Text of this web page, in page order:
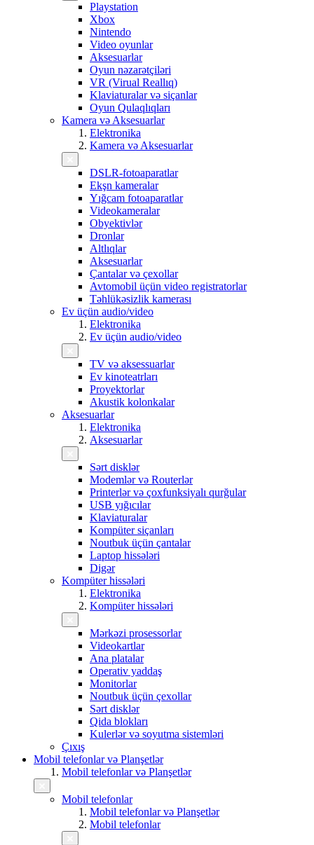
Playstation
Xbox
Nintendo
Video oyunlar
Aksesuarlar
Oyun nəzarətçiləri
VR (Virual Reallıq)
Klaviaturalar və siçanlar
Oyun Qulaqlıqları
Kamera və Aksesuarlar
Elektronika
Kamera və Aksesuarlar
DSLR-fotoaparatlar
Ekşn kameralar
Yığcam fotoaparatlar
Videokameralar
Obyektivlər
Dronlar
Altlıqlar
Aksesuarlar
Çantalar və çexollar
Avtomobil üçün video registratorlar
Təhlükəsizlik kamerası
Ev üçün audio/video
Elektronika
Ev üçün audio/video
TV və aksessuarlar
Ev kinoteatrları
Proyektorlar
Akustik kolonkalar
Aksesuarlar
Elektronika
Aksesuarlar
Sərt disklər
Modemlər və Routerlər
Printerlər və çoxfunksiyalı qurğular
USB yığıcılar
Klaviaturalar
Kompüter siçanları
Noutbuk üçün çantalar
Laptop hissələri
Digər
Kompüter hissələri
Elektronika
Kompüter hissələri
Mərkəzi prosessorlar
Videokartlar
Ana platalar
Operativ yaddaş
Monitorlar
Noutbuk üçün çexollar
Sərt disklər
Qida blokları
Kulerlər və soyutma sistemləri
Çıxış
Mobil telefonlar və Planşetlər
Mobil telefonlar və Planşetlər
Mobil telefonlar
Mobil telefonlar və Planşetlər
Mobil telefonlar